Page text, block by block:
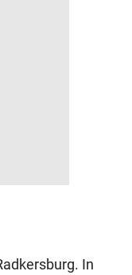
In